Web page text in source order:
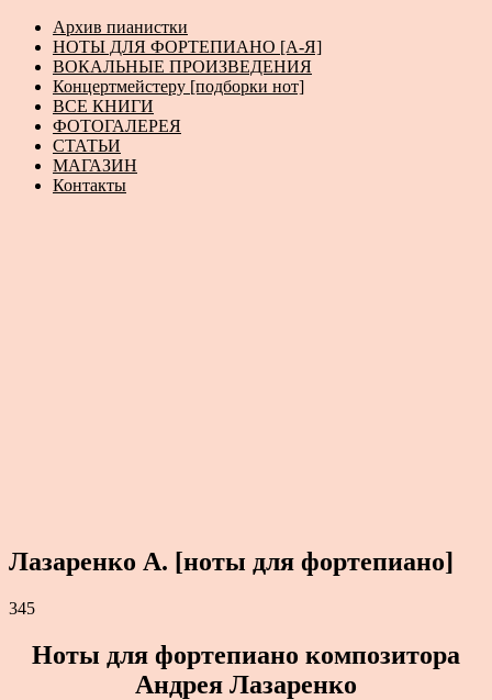
Архив пианистки
НОТЫ ДЛЯ ФОРТЕПИАНО [А-Я]
ВОКАЛЬНЫЕ ПРОИЗВЕДЕНИЯ
Концертмейстеру [подборки нот]
ВСЕ КНИГИ
ФОТОГАЛЕРЕЯ
СТАТЬИ
МАГАЗИН
Контакты
Лазаренко А. [ноты для фортепиано]
345
Ноты для фортепиано композитора
Андрея Лазаренко